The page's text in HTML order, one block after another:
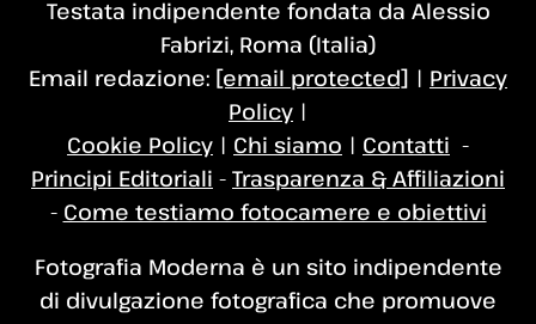
Testata indipendente fondata da Alessio
Fabrizi, Roma (Italia)
Email redazione: [email protected] | Privacy
Policy |
Cookie Policy | Chi siamo | Contatti -
Principi Editoriali - Trasparenza & Affiliazioni
- Come testiamo fotocamere e obiettivi
Fotografia Moderna è un sito indipendente
di divulgazione fotografica che promuove